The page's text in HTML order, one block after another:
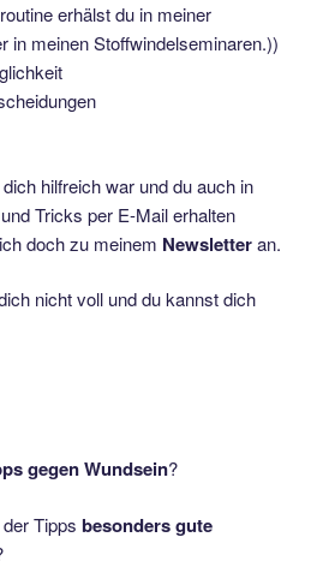
erhälst du in meiner
in meinen Stoffwindelseminaren.))
hilfreich war und du auch in
Tricks per E-Mail erhalten
doch zu meinem Newsletteran.
nicht voll und du kannst dich
gegen Wundsein?
Tipps besonders gute